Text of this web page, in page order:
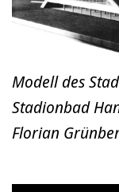
Modell des
Stadionbad
Florian